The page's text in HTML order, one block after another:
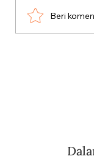
Aksi Koboi
Beri